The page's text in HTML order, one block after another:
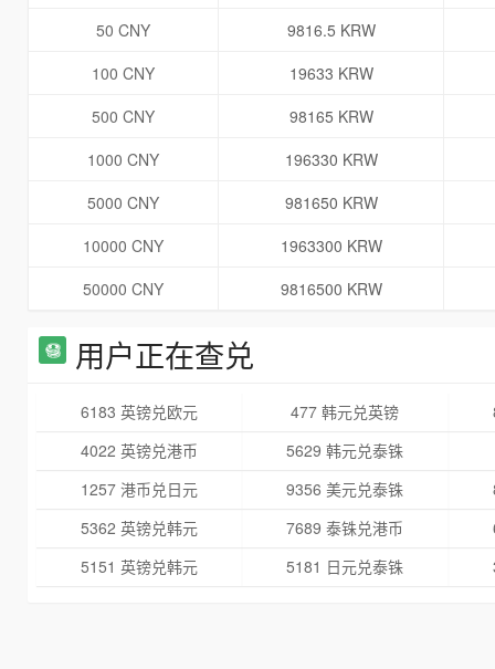
50 CNY
9816.5 KRW
100 CNY
19633 KRW
500 CNY
98165 KRW
1000 CNY
196330 KRW
5000 CNY
981650 KRW
10000 CNY
1963300 KRW
50000 CNY
9816500 KRW
用户正在查兑
6183 英镑兑欧元 477 韩元兑英镑
4022 英镑兑港币
5629 韩元兑泰铢
1257 港币兑日元
9356 美元兑泰铢
5362 英镑兑韩元
7689 泰铢兑港币
5151 英镑兑韩元
5181 日元兑泰铢